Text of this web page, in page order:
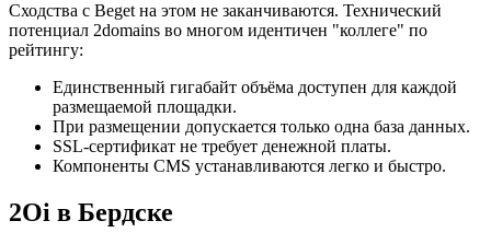
Сходства с Beget на этом не заканчиваются. Технический
потенциал 2domains во многом идентичен "коллеге" по
рейтингу:
Единственный гигабайт объёма доступен для каждой
размещаемой площадки.
При размещении допускается только одна база данных.
SSL-сертификат не требует денежной платы.
Компоненты CMS устанавливаются легко и быстро.
2Oi в Бердске